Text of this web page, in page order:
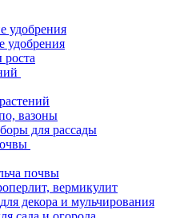
удобрения
удобрения
вазоны
для рассады
почвы
вермикулит
декора и мульчирования